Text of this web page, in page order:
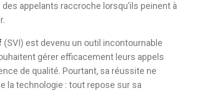
appelants raccroche lorsqu’ils peinent à
(SVI) est devenu un outil incontournable
gérer efficacement leurs appels
de qualité. Pourtant, sa réussite ne
la technologie : tout repose sur sa